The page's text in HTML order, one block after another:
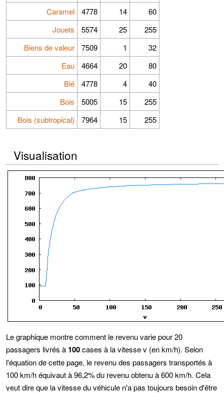
Caramel 4778 14
60
Jouets
5574 25
255
Biens de valeur
7509 1
32
Eau
4664 20
80
Blé
4778 4
40
Bois
5005 15
255
Bois (subtropical)
7964 15 255
Visualisation
Le graphique montre comment le revenu varie pour 20
passagers livrés à 100cases à la vitesse v (en km/h). Selon
l'équation de cette page, le revenu des passagers transportés à
100 km/h équivaut à 96,2% du revenu obtenu à 600 km/h. Cela
veut dire que la vitesse du véhicule n'a pas toujours besoin d'être